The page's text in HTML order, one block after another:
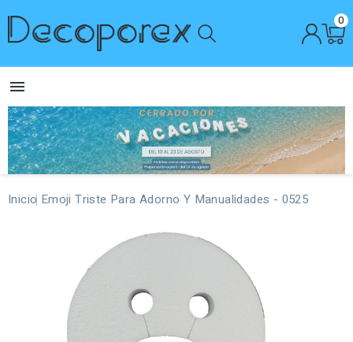
0

Inicio Emoji Triste Para Adorno Y Manualidades - 0525